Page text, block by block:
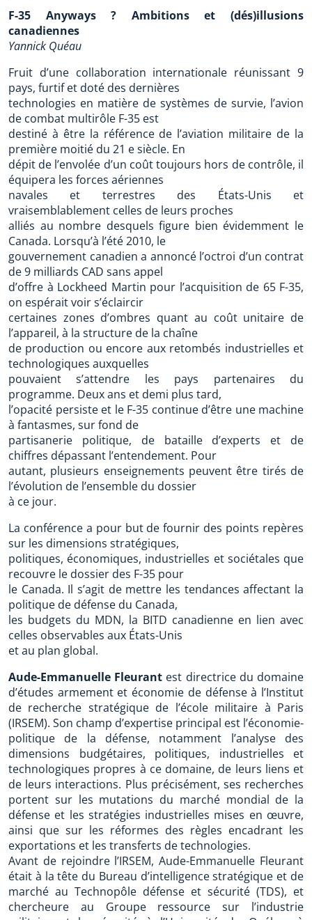
F-35 Anyways ? Ambitions et (dés)illusions
canadiennes
Yannick Quéau
Fruit d’une collaboration internationale réunissant 9
pays, furtif et doté des dernières
technologies en matière de systèmes de survie, l’avion
de combat multirôle F-35 est
destiné à être la référence de l’aviation militaire de la
première moitié du 21 e siècle. En
dépit de l’envolée d’un coût toujours hors de contrôle, il
équipera les forces aériennes
navales et terrestres des États-Unis et
vraisemblablement celles de leurs proches
alliés au nombre desquels figure bien évidemment le
Canada. Lorsqu’à l’été 2010, le
gouvernement canadien a annoncé l’octroi d’un contrat
de 9 milliards CAD sans appel
d’offre à Lockheed Martin pour l’acquisition de 65 F-35,
on espérait voir s’éclaircir
certaines zones d’ombres quant au coût unitaire de
l’appareil, à la structure de la chaîne
de production ou encore aux retombés industrielles et
technologiques auxquelles
pouvaient s’attendre les pays partenaires du
programme. Deux ans et demi plus tard,
l’opacité persiste et le F-35 continue d’être une machine
à fantasmes, sur fond de
partisanerie politique, de bataille d’experts et de
chiffres dépassant l’entendement. Pour
autant, plusieurs enseignements peuvent être tirés de
l’évolution de l’ensemble du dossier
à ce jour.
La conférence a pour but de fournir des points repères
sur les dimensions stratégiques,
politiques, économiques, industrielles et sociétales que
recouvre le dossier des F-35 pour
le Canada. Il s’agit de mettre les tendances affectant la
politique de défense du Canada,
les budgets du MDN, la BITD canadienne en lien avec
celles observables aux États-Unis
et au plan global.
Aude-Emmanuelle Fleurant est directrice du domaine
d’études armement et économie de défense à l’Institut
de recherche stratégique de l’école militaire à Paris
(IRSEM). Son champ d’expertise principal est l’économie-
politique de la défense, notamment l’analyse des
dimensions budgétaires, politiques, industrielles et
technologiques propres à ce domaine, de leurs liens et
de leurs interactions. Plus précisément, ses recherches
portent sur les mutations du marché mondial de la
défense et les stratégies industrielles mises en œuvre,
ainsi que sur les réformes des règles encadrant les
exportations et les transferts de technologies.
Avant de rejoindre l’IRSEM, Aude-Emmanuelle Fleurant
était à la tête du Bureau d’intelligence stratégique et de
marché au Technopôle défense et sécurité (TDS), et
chercheure au Groupe ressource sur l’industrie